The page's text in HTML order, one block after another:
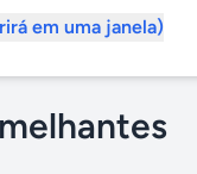
em uma janela)